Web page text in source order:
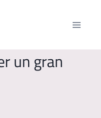
un gran